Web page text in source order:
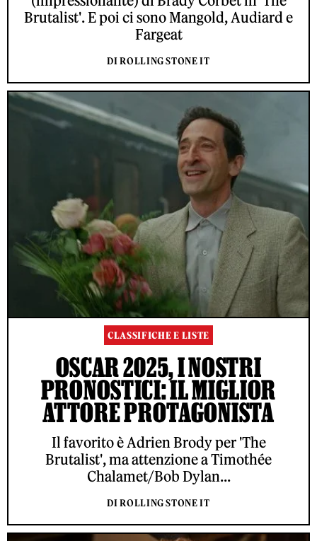
Brutalist'. E poi ci sono Mangold, Audiard e
Fargeat
DI ROLLING STONE IT
CLASSIFICHE E LISTE
OSCAR 2025, I NOSTRI
PRONOSTICI: IL MIGLIOR
ATTORE PROTAGONISTA
Il favorito è Adrien Brody per 'The
Brutalist', ma attenzione a Timothée
Chalamet/Bob Dylan...
DI ROLLING STONE IT